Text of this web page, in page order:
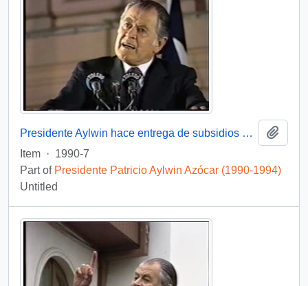
Presidente Aylwin hace entrega de subsidios habitacionales : video
Item · 1990-7
Part of Presidente Patricio Aylwin Azócar (1990-1994)
Untitled